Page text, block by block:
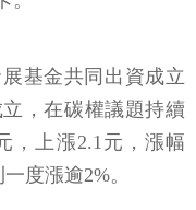
基金共同出資成立
，在碳權議題持續
，上漲2.1元，漲幅
度漲逾2%。